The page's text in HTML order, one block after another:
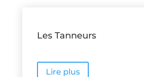
Les Tanneurs
Lire plus